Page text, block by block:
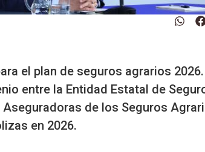
el plan de seguros agrarios
entre la Entidad Estatal de
de los Seguros
en 2026.